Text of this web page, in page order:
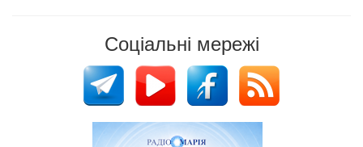
Соціальні мережі